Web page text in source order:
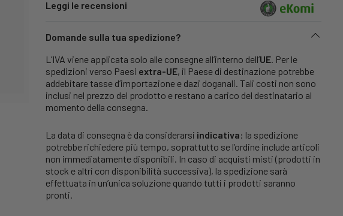
Leggi le recensioni
Domande sulla tua spedizione?
L’IVA viene applicata solo alle consegne all’interno dell’UE. Per le
spedizioni verso Paesi extra-UE, il Paese di destinazione potrebbe
addebitare tasse d’importazione e dazi doganali. Tali costi non sono
inclusi nel prezzo del prodotto e restano a carico del destinatario al
momento della consegna.
La data di consegna è da considerarsi indicativa: la spedizione
potrebbe richiedere più tempo, soprattutto se l’ordine include articoli
non immediatamente disponibili. In caso di acquisti misti (prodotti in
stock e altri con disponibilità successiva), la spedizione sarà
effettuata in un’unica soluzione quando tutti i prodotti saranno
pronti.